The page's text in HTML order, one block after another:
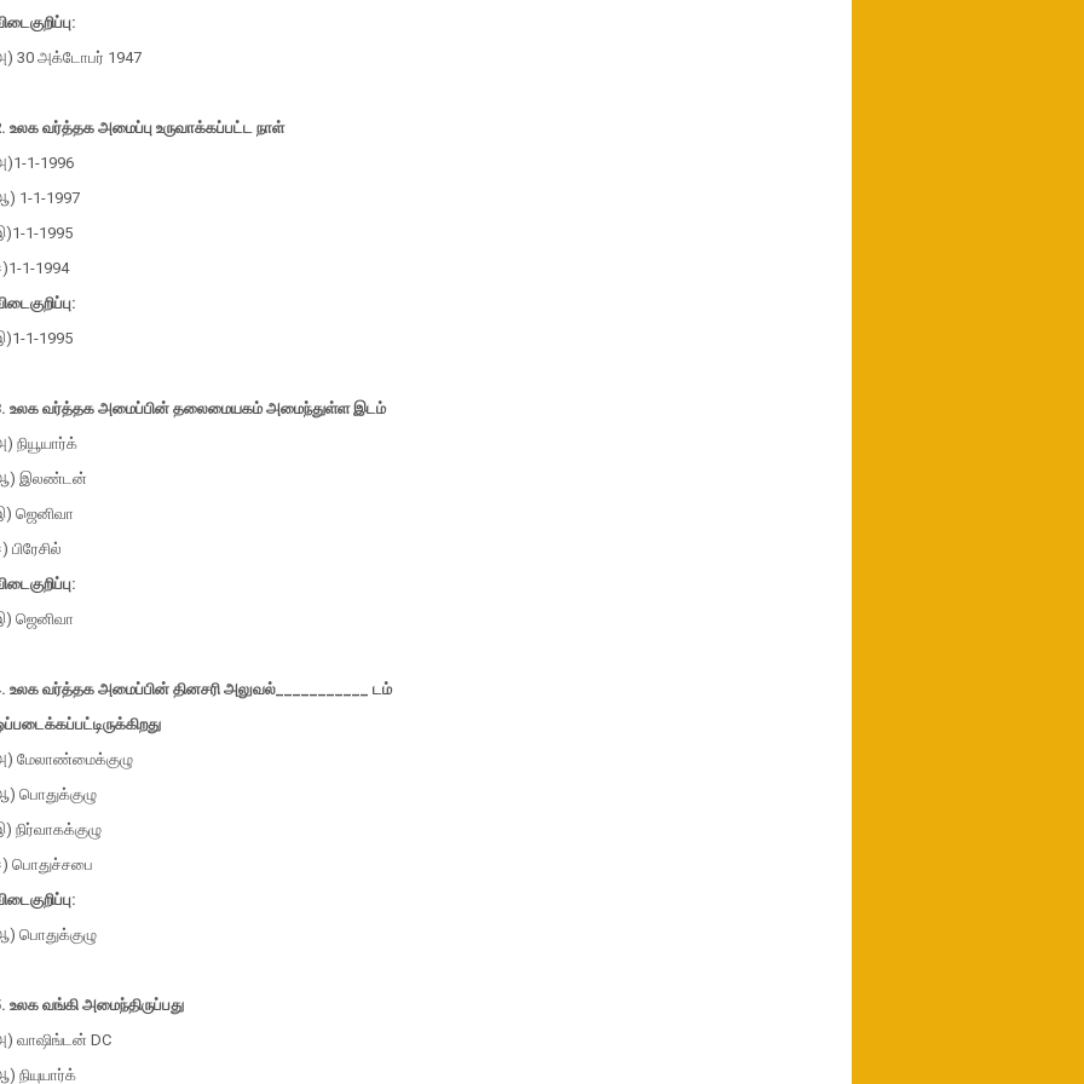
30 அக்டோபர் 1947
உலக வர்த்தக அமைப்பு உருவாக்கப்பட்ட நாள்
1-1996
1-1-1997
1-1995
1-1994
1-1995
உலக வர்த்தக அமைப்பின் தலைமையகம் அமைந்துள்ள இடம்
நியூயார்க்
இலண்டன்
ஜெனிவா
பிரேசில்
ஜெனிவா
உலக வர்த்தக அமைப்பின் தினசரி அலுவல்___________ டம்
மேலாண்மைக்குழு
பொதுக்குழு
நிர்வாகக்குழு
பொதுச்சபை
பொதுக்குழு
உலக வங்கி அமைந்திருப்பது
வாஷிங்டன் DC
நியுயார்க்